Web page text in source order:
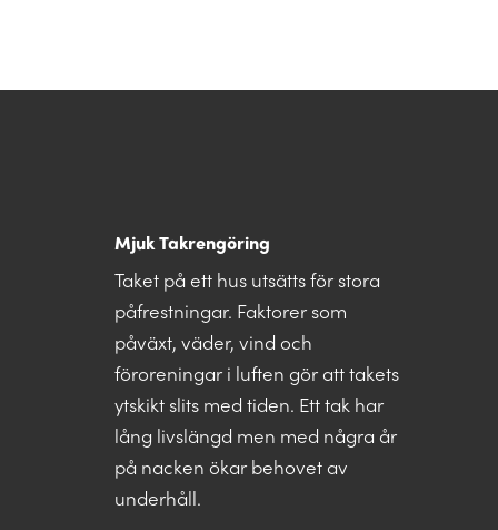
Mjuk Takrengöring
Taket på ett hus utsätts för stora
påfrestningar. Faktorer som
påväxt, väder, vind och
föroreningar i luften gör att takets
ytskikt slits med tiden. Ett tak har
lång livslängd men med några år
på nacken ökar behovet av
underhåll.